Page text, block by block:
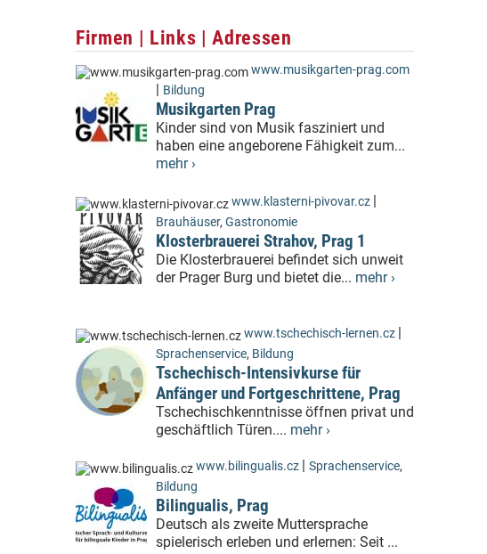
Firmen | Links | Adressen
www.musikgarten-prag.com
| Bildung
Musikgarten Prag
Kinder sind von Musik fasziniert und
haben eine angeborene Fähigkeit zum...
mehr ›
www.klasterni-pivovar.cz |
Brauhäuser, Gastronomie
Klosterbrauerei Strahov, Prag 1
Die Klosterbrauerei befindet sich unweit
der Prager Burg und bietet die... mehr ›
www.tschechisch-lernen.cz |
Sprachenservice, Bildung
Tschechisch-Intensivkurse für
Anfänger und Fortgeschrittene, Prag
Tschechischkenntnisse öffnen privat und
geschäftlich Türen.... mehr ›
www.bilingualis.cz | Sprachenservice,
Bildung
Bilingualis, Prag
Deutsch als zweite Muttersprache
spielerisch erleben und erlernen: Seit ...